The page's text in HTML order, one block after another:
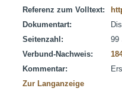
Referenz zum Volltext:
Dokumentart:
Seitenzahl:
99
Verbund-Nachweis:
Kommentar:
Zur Langanzeige